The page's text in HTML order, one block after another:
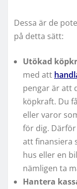
Dessa är de
på detta sätt:
Utökad
med att
pengar är att
köpkraft. Du
eller varor
för dig.
att finansiera
hus eller en
nämligen ta
Hantera